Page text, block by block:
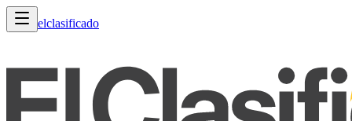
elclasificado